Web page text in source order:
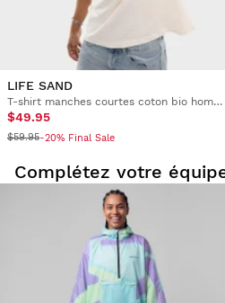
LIFE SAND
T-shirt manches courtes coton bio homme
$49.95
$59.95-20% Final Sale
Complétez votre